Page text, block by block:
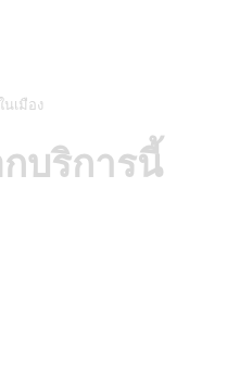
เมือง
บริการนี้